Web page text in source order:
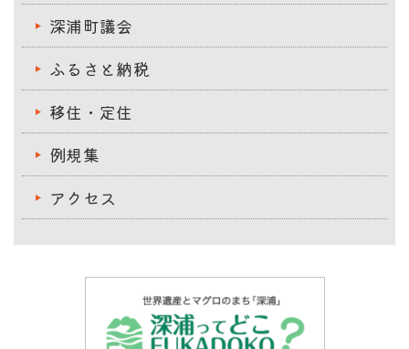
深浦町議会
ふるさと納税
移住・定住
例規集
アクセス